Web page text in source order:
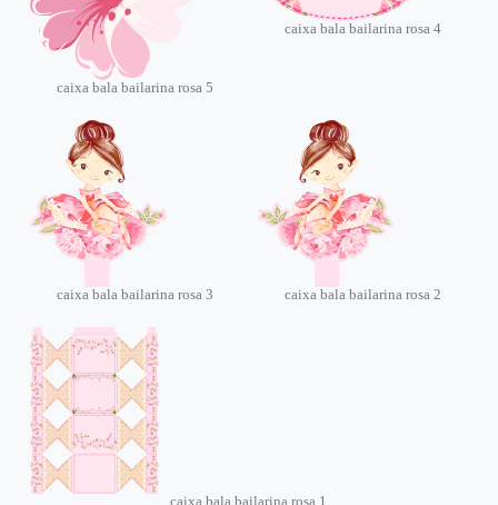
caixa bala bailarina rosa 5
caixa bala bailarina rosa 4
caixa bala bailarina rosa 3 caixa bala bailarina rosa 2
caixa bala bailarina rosa 1